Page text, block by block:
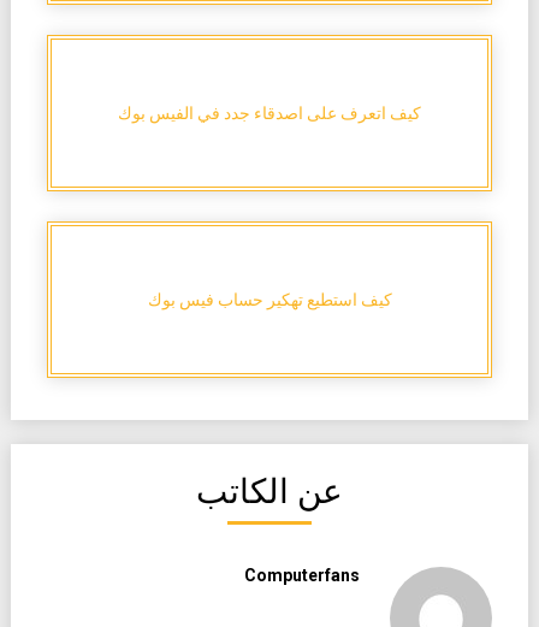
كيف اتعرف على اصدقاء جدد في الفيس بوك
كيف استطيع تهكير حساب فيس بوك
عن الكاتب
Computerfans